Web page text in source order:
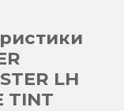
LH
TINT